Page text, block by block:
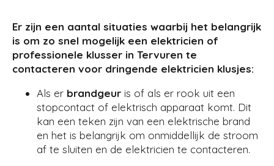
Er zijn een aantal situaties waarbij het belangrijk
is om zo snel mogelijk een elektricien of
professionele klusser in Tervuren te
contacteren voor dringende elektricien klusjes:
Als er brandgeur is of als er rook uit een
stopcontact of elektrisch apparaat komt. Dit
kan een teken zijn van een elektrische brand
en het is belangrijk om onmiddellijk de stroom
af te sluiten en de elektricien te contacteren.